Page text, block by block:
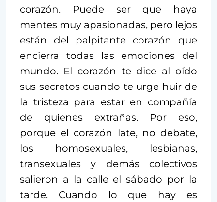
corazón. Puede ser que haya
mentes muy apasionadas, pero lejos
están del palpitante corazón que
encierra todas las emociones del
mundo. El corazón te dice al oído
sus secretos cuando te urge huir de
la tristeza para estar en compañía
de quienes extrañas. Por eso,
porque el corazón late, no debate,
los homosexuales, lesbianas,
transexuales y demás colectivos
salieron a la calle el sábado por la
tarde. Cuando lo que hay es